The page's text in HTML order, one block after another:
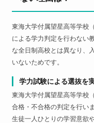
東海大学付属望星高等学校
による学力判定を行わない
な全日制高校とは異なり、
いないためです。
学力試験による選抜を
東海大学付属望星高等学校
合格・不合格の判定を行い
生徒一人ひとりの学習意欲